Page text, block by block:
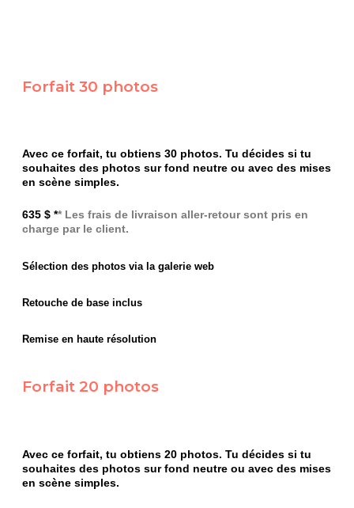
Forfait 30 photos
Avec ce forfait, tu obtiens 30 photos. Tu décides si tu
souhaites des photos sur fond neutre ou avec des mises
en scène simples.
635 $ ** Les frais de livraison aller-retour sont pris en
charge par le client.
Sélection des photos via la galerie web
Retouche de base inclus
Remise en haute résolution
Forfait 20 photos
Avec ce forfait, tu obtiens 20 photos. Tu décides si tu
souhaites des photos sur fond neutre ou avec des mises
en scène simples.